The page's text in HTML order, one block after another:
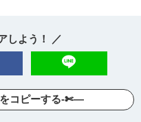
しよう！ ／
コピーする-✄—